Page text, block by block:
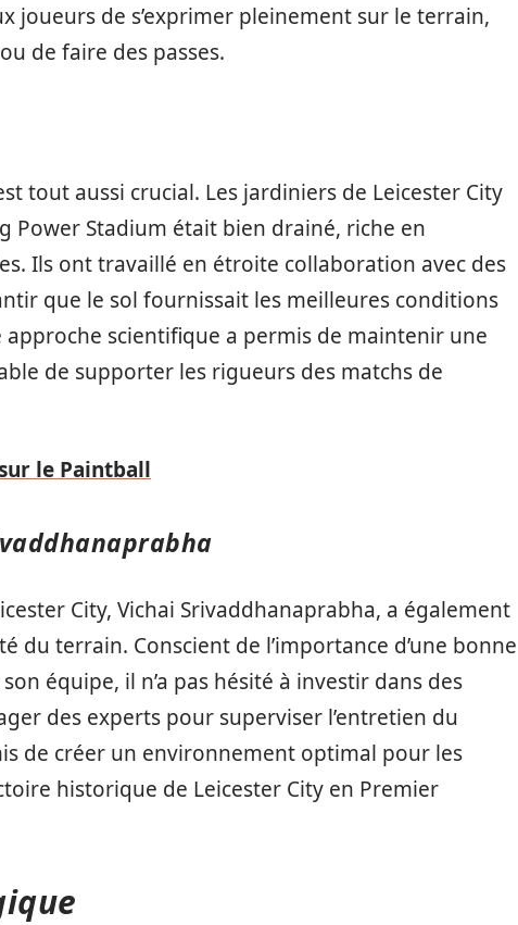
joueurs de s’exprimer pleinement sur le terrain,
de faire des passes.
tout aussi crucial. Les jardiniers de Leicester City
Power Stadium était bien drainé, riche en
Ils ont travaillé en étroite collaboration avec des
que le sol fournissait les meilleures conditions
approche scientifique a permis de maintenir une
de supporter les rigueurs des matchs de
le Paintball
City, Vichai Srivaddhanaprabha, a également
du terrain. Conscient de l’importance d’une bonne
équipe, il n’a pas hésité à investir dans des
des experts pour superviser l’entretien du
de créer un environnement optimal pour les
historique de Leicester City en Premier